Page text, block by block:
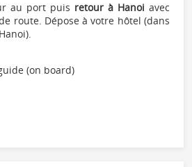
au port puis retour à Hanoi avec
route. Dépose à votre hôtel (dans
(on board)